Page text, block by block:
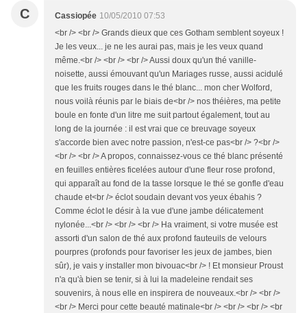
C Cassiopée 10/05/2010 07:53
<br /> <br /> Grands dieux que ces Gotham semblent soyeux !
Je les veux... je ne les aurai pas, mais je les veux quand
même.<br /> <br /> <br /> Aussi doux qu'un thé vanille-
noisette, aussi émouvant qu'un Mariages russe, aussi acidulé
que les fruits rouges dans le thé blanc... mon cher Wolford,
nous voilà réunis par le biais de<br /> nos théières, ma petite
boule en fonte d'un litre me suit partout également, tout au
long de la journée : il est vrai que ce breuvage soyeux
s'accorde bien avec notre passion, n'est-ce pas<br /> ?<br />
<br /> <br /> A propos, connaissez-vous ce thé blanc présenté
en feuilles entières ficelées autour d'une fleur rose profond,
qui apparaît au fond de la tasse lorsque le thé se gonfle d'eau
chaude et<br /> éclot soudain devant vos yeux ébahis ?
Comme éclot le désir à la vue d'une jambe délicatement
nylonée...<br /> <br /> <br /> Ha vraiment, si votre musée est
assorti d'un salon de thé aux profond fauteuils de velours
pourpres (profonds pour favoriser les jeux de jambes, bien
sûr), je vais y installer mon bivouac<br /> ! Et monsieur Proust
n'a qu'à bien se tenir, si à lui la madeleine rendait ses
souvenirs, à nous elle en inspirera de nouveaux.<br /> <br />
<br /> Merci pour cette beauté matinale<br /> <br /> <br /> <br